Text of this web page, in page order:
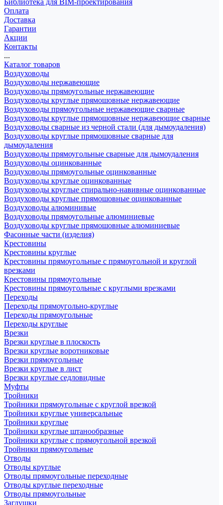
Библиотека для BIM-проектирования
Оплата
Доставка
Гарантии
Акции
Контакты
...
Каталог товаров
Воздуховоды
Воздуховоды нержавеющие
Воздуховоды прямоугольные нержавеющие
Воздуховоды круглые прямошовные нержавеющие
Воздуховоды прямоугольные нержавеющие сварные
Воздуховоды круглые прямошовные нержавеющие сварные
Воздуховоды сварные из черной стали (для дымоудаления)
Воздуховоды круглые прямошовные сварные для
дымоудаления
Воздуховоды прямоугольные сварные для дымоудаления
Воздуховоды оцинкованные
Воздуховоды прямоугольные оцинкованные
Воздуховоды круглые оцинкованные
Воздуховоды круглые спирально-навивные оцинкованные
Воздуховоды круглые прямошовные оцинкованные
Воздуховоды алюминивые
Воздуховоды прямоугольные алюминиевые
Воздуховоды круглые прямошовные алюминиевые
Фасонные части (изделия)
Крестовины
Крестовины круглые
Крестовины прямоугольные с прямоугольной и круглой
врезками
Крестовины прямоугольные
Крестовины прямоугольные с круглыми врезками
Переходы
Переходы прямоугольно-круглые
Переходы прямоугольные
Переходы круглые
Врезки
Врезки круглые в плоскость
Врезки круглые воротниковые
Врезки прямоугольные
Врезки круглые в лист
Врезки круглые седловидные
Муфты
Тройники
Тройники прямоугольные с круглой врезкой
Тройники круглые универсальные
Тройники круглые
Тройники круглые штанообразные
Тройники круглые с прямоугольной врезкой
Тройники прямоугольные
Отводы
Отводы круглые
Отводы прямоугольные переходные
Отводы круглые переходные
Отводы прямоугольные
Заглушки